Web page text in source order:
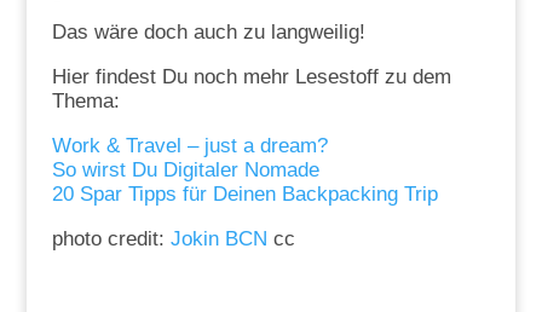
Das wäre doch auch zu langweilig!
Hier findest Du noch mehr Lesestoff zu dem
Thema:
Work & Travel – just a dream?
So wirst Du Digitaler Nomade
20 Spar Tipps für Deinen Backpacking Trip
photo credit: Jokin BCN cc